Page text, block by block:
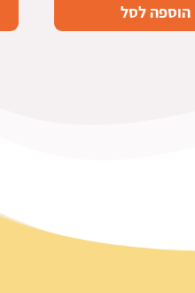
הוספה לסל